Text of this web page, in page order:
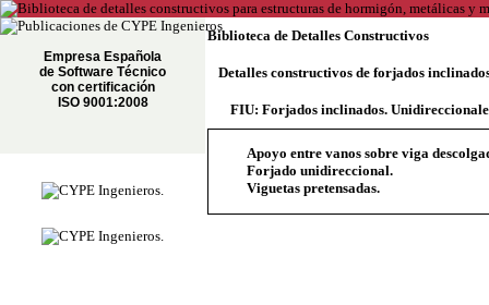
Empresa Española
de Software Técnico
con certificación
ISO 9001:2008
Biblioteca de Detalles Constructivos
Detalles constructivos de forjados
FIU: Forjados inclinados.
Apoyo entre vanos sobre viga
Forjado unidireccional.
Viguetas pretensadas.